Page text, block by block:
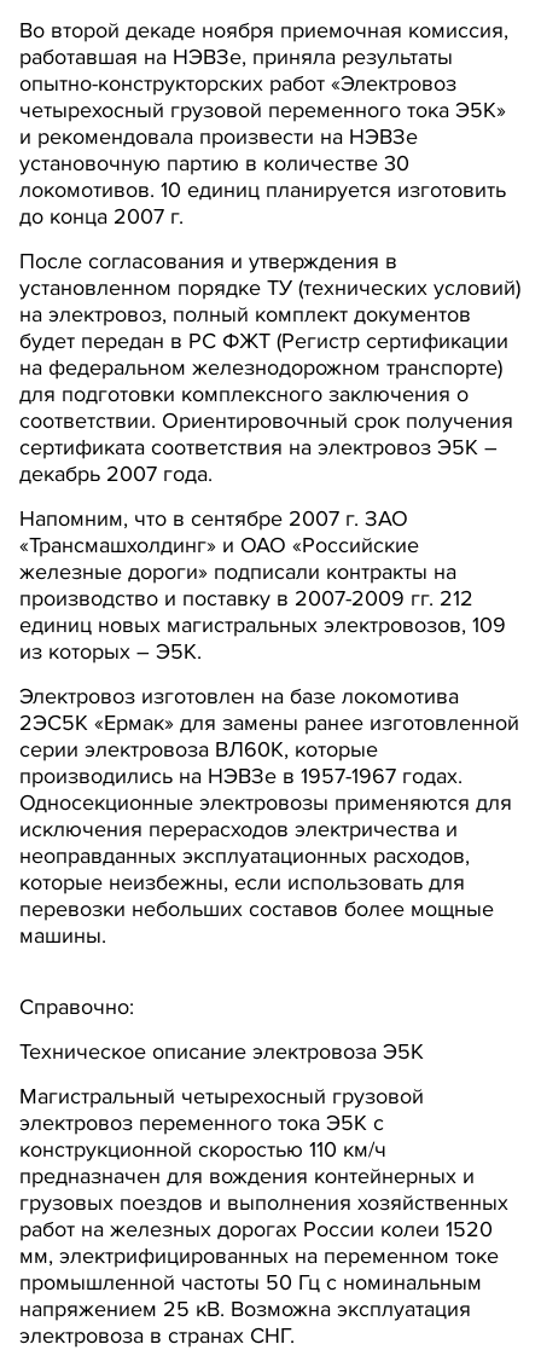
Во второй декаде ноября приемочная комиссия,
работавшая на НЭВЗе, приняла результаты
опытно-конструкторских работ «Электровоз
четырехосный грузовой переменного тока Э5К»
и рекомендовала произвести на НЭВЗе
установочную партию в количестве 30
локомотивов. 10 единиц планируется изготовить
до конца 2007 г.
После согласования и утверждения в
установленном порядке ТУ (технических условий)
на электровоз, полный комплект документов
будет передан в РС ФЖТ (Регистр сертификации
на федеральном железнодорожном транспорте)
для подготовки комплексного заключения о
соответствии. Ориентировочный срок получения
сертификата соответствия на электровоз Э5К –
декабрь 2007 года.
Напомним, что в сентябре 2007 г. ЗАО
«Трансмашхолдинг» и ОАО «Российские
железные дороги» подписали контракты на
производство и поставку в 2007-2009 гг. 212
единиц новых магистральных электровозов, 109
из которых – Э5К.
Электровоз изготовлен на базе локомотива
2ЭС5К «Ермак» для замены ранее изготовленной
серии электровоза ВЛ60К, которые
производились на НЭВЗе в 1957-1967 годах.
Односекционные электровозы применяются для
исключения перерасходов электричества и
неоправданных эксплуатационных расходов,
которые неизбежны, если использовать для
перевозки небольших составов более мощные
машины.
Справочно:
Техническое описание электровоза Э5К
Магистральный четырехосный грузовой
электровоз переменного тока Э5К с
конструкционной скоростью 110 км/ч
предназначен для вождения контейнерных и
грузовых поездов и выполнения хозяйственных
работ на железных дорогах России колеи 1520
мм, электрифицированных на переменном токе
промышленной частоты 50 Гц с номинальным
напряжением 25 кВ. Возможна эксплуатация
электровоза в странах СНГ.